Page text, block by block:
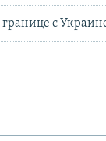
границе с